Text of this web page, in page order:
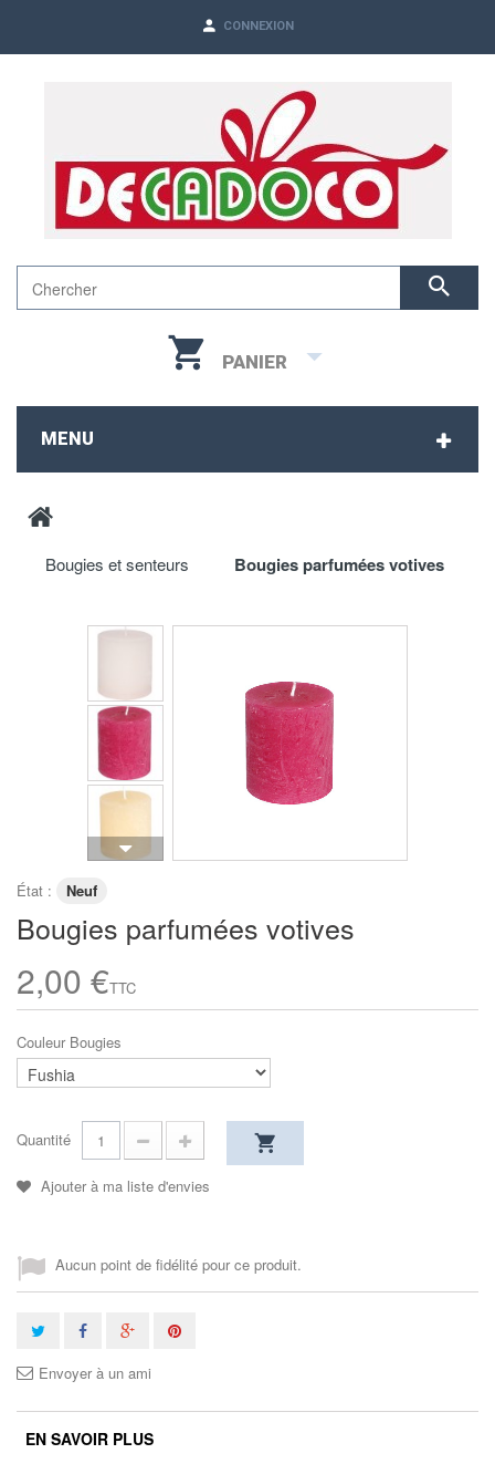
CONNEXION
PANIER
MENU
Bougies et senteurs Bougies parfumées votives
État : Neuf
Bougies parfumées votives
2,00 €TTC
Couleur Bougies
Quantité
Ajouter à ma liste d'envies
Aucun point de fidélité pour ce produit.
Envoyer à un ami
EN SAVOIR PLUS